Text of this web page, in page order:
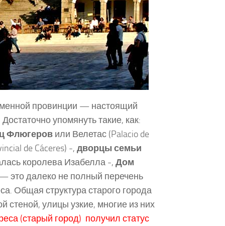
провинции — настоящий
упомянуть такие, как:
Флюгеров или Велетас (Palacio de
de Cáceres) -, дворцы семьи
королева Изабелла -, Дом
это далеко не полный перечень
Общая структура старого города
стеной, улицы узкие, многие из них
(старый город) получил статус